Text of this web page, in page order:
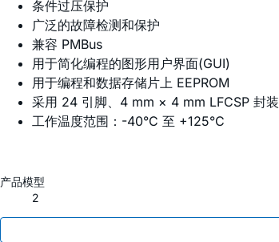
条件过压保护
广泛的故障检测和保护
兼容 PMBus
用于简化编程的图形用户界面(GUI)
用于编程和数据存储片上 EEPROM
采用 24 引脚、4 mm × 4 mm LFCSP 封装
工作温度范围：-40°C 至 +125°C
产品模型
2